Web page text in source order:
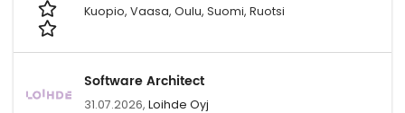
Kuopio, Vaasa, Oulu, Suomi, Ruotsi
Software Architect
31.07.2026, Loihde Oyj